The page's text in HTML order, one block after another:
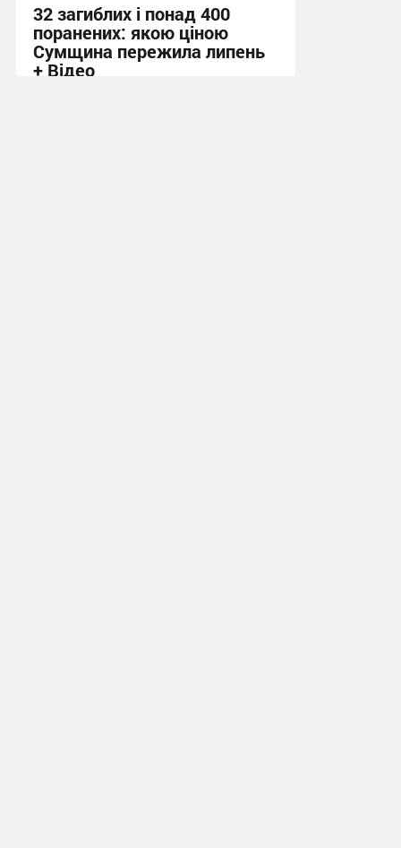
32 загиблих і понад 400
поранених: якою ціною
Сумщина пережила липень
+ Відео